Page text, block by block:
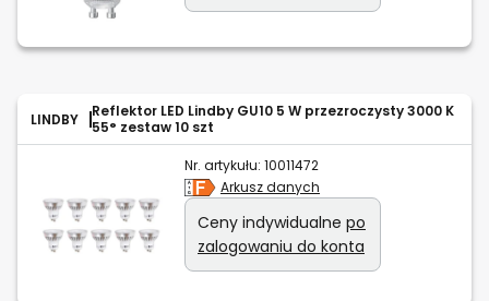
LINDBY
Reflektor LED Lindby GU10 5 W przezroczysty 3000 K
55° zestaw 10 szt
Nr. artykułu: 10011472
Arkusz danych
Ceny indywidualne po
zalogowaniu do konta